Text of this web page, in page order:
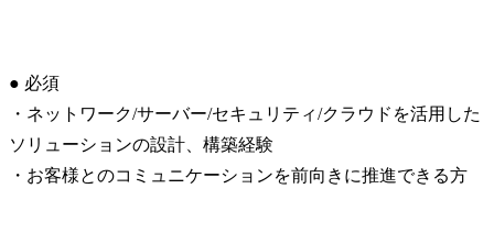
● 必須
・ネットワーク/サーバー/セキュリティ/クラウドを活用した
ソリューションの設計、構築経験
・お客様とのコミュニケーションを前向きに推進できる方